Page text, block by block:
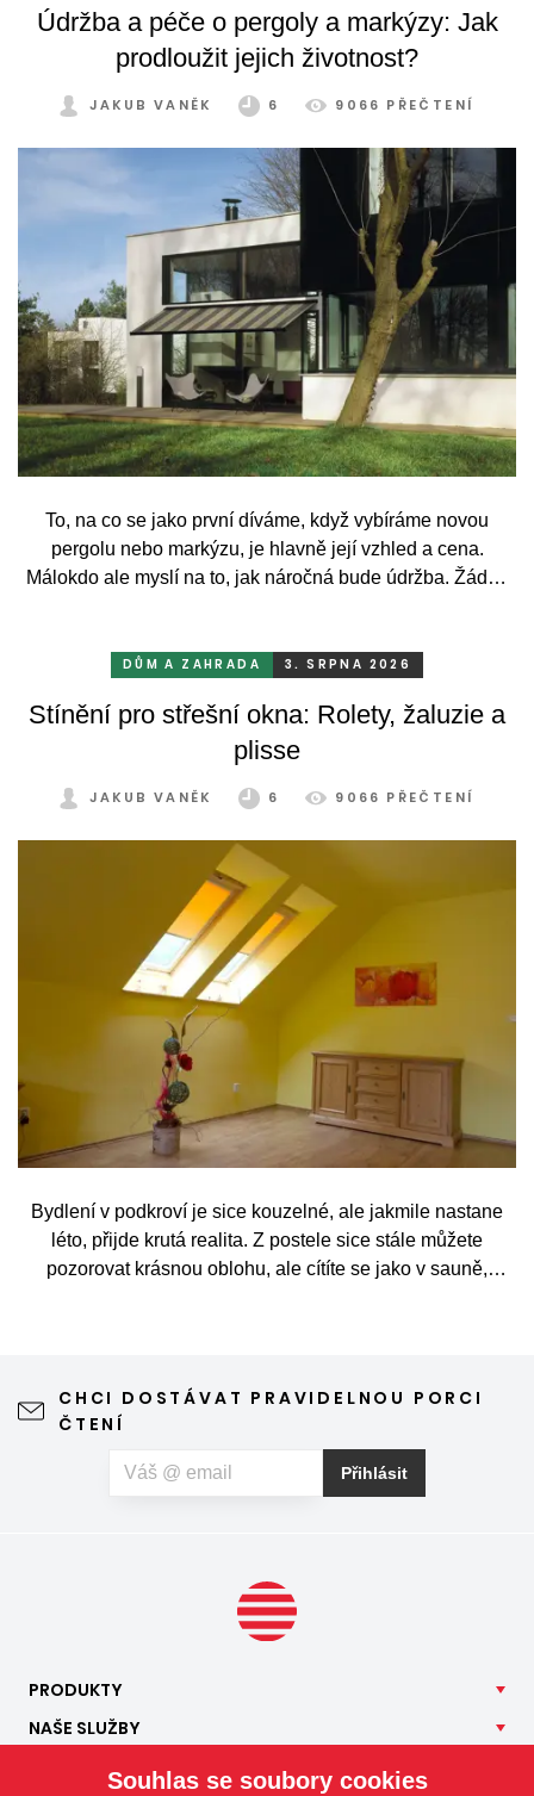
Údržba a péče o pergoly a markýzy: Jak
prodloužit jejich životnost?
JAKUB VANĚK 6 9066 PŘEČTENÍ
To, na co se jako první díváme, když vybíráme novou
pergolu nebo markýzu, je hlavně její vzhled a cena.
Málokdo ale myslí na to, jak náročná bude údržba. Žádný
mrazu, ale také prachu a pylu, což se na něm dříve či
DŮM A ZAHRADA 3. SRPNA 2026
Stínění pro střešní okna: Rolety, žaluzie a
plisse
JAKUB VANĚK 6 9066 PŘEČTENÍ
Bydlení v podkroví je sice kouzelné, ale jakmile nastane
léto, přijde krutá realita. Z postele sice stále můžete
pozorovat krásnou oblohu, ale cítíte se jako v sauně,
CHCI DOSTÁVAT PRAVIDELNOU PORCI
ČTENÍ
Přihlásit
PRODUKTY
NAŠE SLUŽBY
Souhlas se soubory cookies